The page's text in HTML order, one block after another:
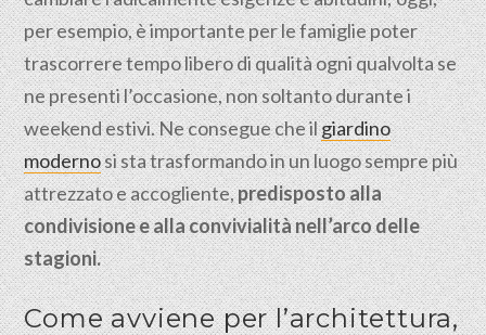
per esempio, è importante per le famiglie poter
trascorrere tempo libero di qualità ogni qualvolta se
ne presenti l’occasione, non soltanto durante i
weekend estivi. Ne consegue che ilgiardino
modernosi sta trasformando in un luogo sempre più
attrezzato e accogliente,predisposto alla
condivisione e alla convivialità nell’arco delle
stagioni.
Come avviene per l’architettura,